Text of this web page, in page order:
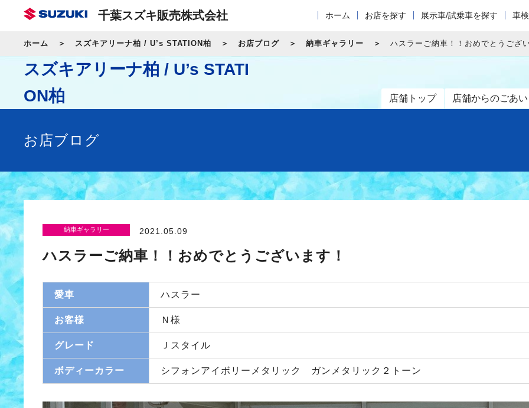
千葉スズキ販売株式会社 ホーム お店を探す 展示車/試乗車を探す 車
ホーム スズキアリーナ柏 / U’s STATION柏 お店ブログ 納車ギャラリー ハスラーご納車！！おめでとうござ
スズキアリーナ柏 / U’s STATI
ON柏
店舗トップ 店舗からのごあ
お店ブログ
納車ギャラリー 2021.05.09
ハスラーご納車！！おめでとうございます！
愛車 ハスラー
お客様 Ｎ様
グレード Ｊスタイル
ボディーカラー シフォンアイボリーメタリック ガンメタリック２トーン